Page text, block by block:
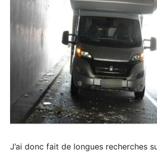
J’ai donc fait de longues recherches